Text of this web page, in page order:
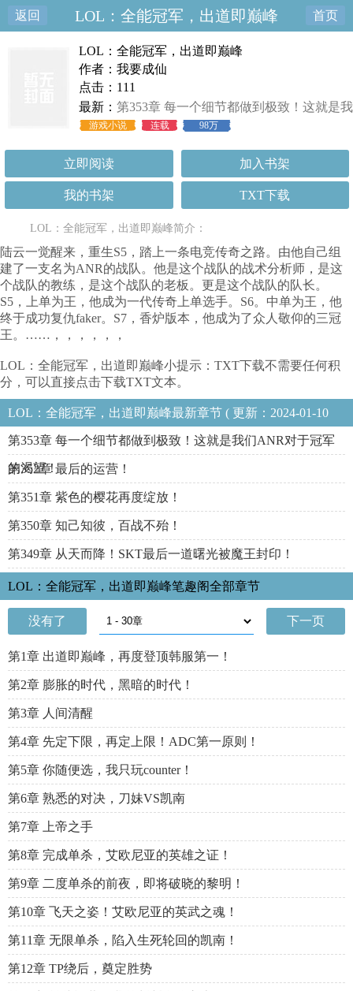
返回 LOL：全能冠军，出道即巅峰 首页
LOL：全能冠军，出道即巅峰
作者：我要成仙
点击：111
最新： 第353章 每一个细节都做到极致！这就是我
们ANR对于冠军的渴望！
游戏小说 连载 98万
立即阅读 加入书架
我的书架 TXT下载
LOL：全能冠军，出道即巅峰简介：
陆云一觉醒来，重生S5，踏上一条电竞传奇之路。由他自己组
建了一支名为ANR的战队。他是这个战队的战术分析师，是这
个战队的教练，是这个战队的老板。更是这个战队的队长。
S5，上单为王，他成为一代传奇上单选手。S6。中单为王，他
终于成功复仇faker。S7，香炉版本，他成为了众人敬仰的三冠
王。……，，，，，，
LOL：全能冠军，出道即巅峰小提示：TXT下载不需要任何积
分，可以直接点击下载TXT文本。
LOL：全能冠军，出道即巅峰最新章节 ( 更新：2024-01-10
06:52:30 )
第353章 每一个细节都做到极致！这就是我们ANR对于冠军
的渴望！
第352章 最后的运营！
第351章 紫色的樱花再度绽放！
第350章 知己知彼，百战不殆！
第349章 从天而降！SKT最后一道曙光被魔王封印！
LOL：全能冠军，出道即巅峰笔趣阁全部章节
没有了 下一页
第1章 出道即巅峰，再度登顶韩服第一！
第2章 膨胀的时代，黑暗的时代！
第3章 人间清醒
第4章 先定下限，再定上限！ADC第一原则！
第5章 你随便选，我只玩counter！
第6章 熟悉的对决，刀妹VS凯南
第7章 上帝之手
第8章 完成单杀，艾欧尼亚的英雄之证！
第9章 二度单杀的前夜，即将破晓的黎明！
第10章 飞天之姿！艾欧尼亚的英武之魂！
第11章 无限单杀，陷入生死轮回的凯南！
第12章 TP绕后，奠定胜势